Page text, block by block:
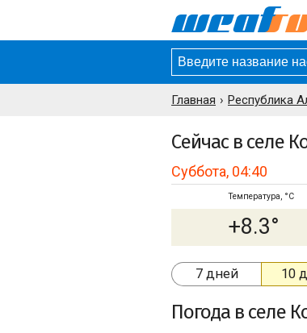
Главная Республика
Сейчас в селе
Суббота, 04:40
Температура, °C
+8.3°
7 дней 10
Погода в селе